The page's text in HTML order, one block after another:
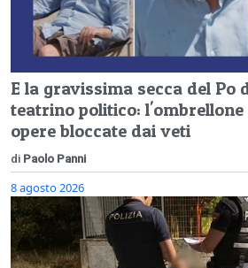
E la gravissima secca del Po
teatrino politico: l'ombrellone
opere bloccate dai veti
di Paolo Panni
8 agosto 2026